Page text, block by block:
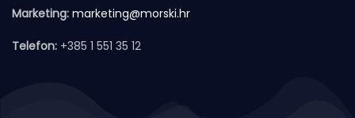
Marketing: marketing@morski.hr
Telefon: +385 1 551 35 12